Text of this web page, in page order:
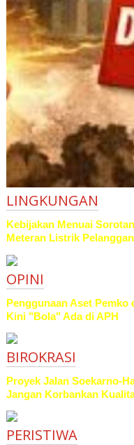
LINGKUNGAN
Kebijakan Menuai
Meteran Listrik Pelanggan
OPINI
Penggunaan Aset
Kini "Bola" Ada di APH
BIROKRASI
Proyek Jalan Soekarno-
Jangan Korbankan
PERISTIWA